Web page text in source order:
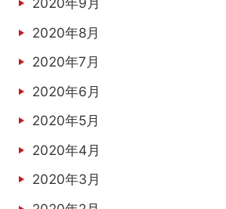
2020年9月
2020年8月
2020年7月
2020年6月
2020年5月
2020年4月
2020年3月